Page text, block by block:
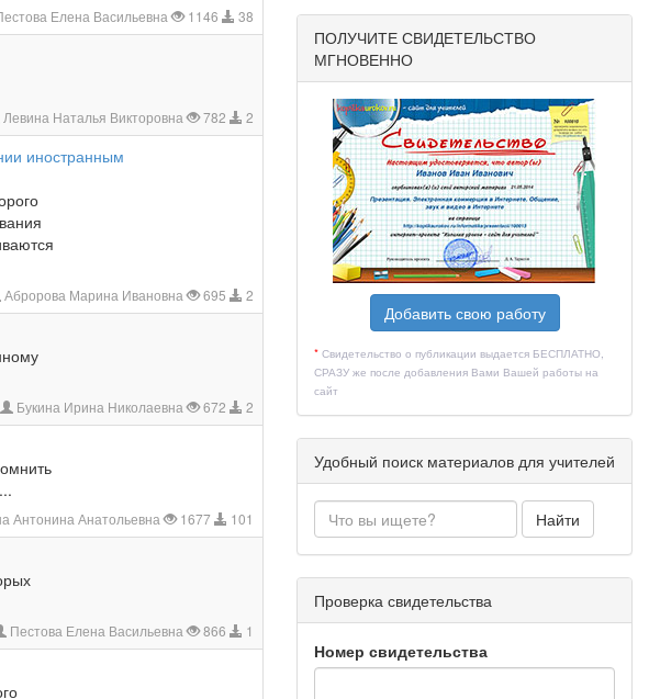
Елена Васильевна 1146 38
Левина Наталья Викторовна 782 2
иностранным
Абророва Марина Ивановна 695 2
Букина Ирина Николаевна 672 2
Антонина Анатольевна 1677 101
Пестова Елена Васильевна 866 1
ПОЛУЧИТЕ СВИДЕТЕЛЬСТВО
МГНОВЕННО
Добавить свою работу
* Свидетельство о публикации выдается БЕСПЛАТНО,
СРАЗУ же после добавления Вами Вашей работы на
сайт
Удобный поиск материалов для учителей
Найти
Проверка свидетельства
Номер свидетельства